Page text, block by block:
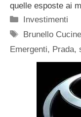
quelle esposte ai
Categorie
Investimenti
Tag
Brunello
Emergenti, Prada,